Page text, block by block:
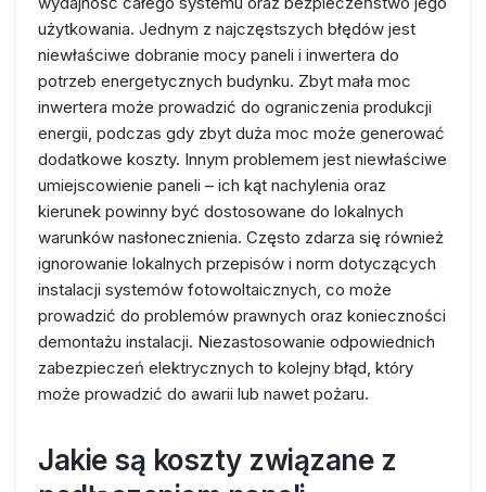
użytkowania. Jednym z najczęstszych błędów jest
niewłaściwe dobranie mocy paneli i inwertera do
potrzeb energetycznych budynku. Zbyt mała moc
inwertera może prowadzić do ograniczenia produkcji
energii, podczas gdy zbyt duża moc może generować
dodatkowe koszty. Innym problemem jest niewłaściwe
umiejscowienie paneli – ich kąt nachylenia oraz
kierunek powinny być dostosowane do lokalnych
warunków nasłonecznienia. Często zdarza się również
ignorowanie lokalnych przepisów i norm dotyczących
instalacji systemów fotowoltaicznych, co może
prowadzić do problemów prawnych oraz konieczności
demontażu instalacji. Niezastosowanie odpowiednich
zabezpieczeń elektrycznych to kolejny błąd, który
może prowadzić do awarii lub nawet pożaru.
Jakie są koszty związane z